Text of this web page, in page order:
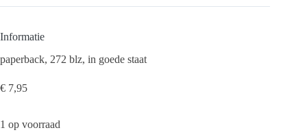
Informatie
paperback, 272 blz, in goede staat
€ 7,95
1 op voorraad